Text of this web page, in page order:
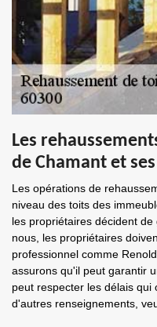
Les
de Chamant et
Les opérations de
niveau des toits des
les propriétaires décident
nous, les propriétaires
professionnel comme
assurons qu'il peut garantir
peut respecter les délais qui
d'autres renseignements,